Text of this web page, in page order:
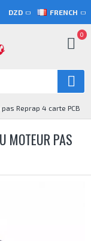
DZD FRENCH
0
Reprap 4 carte PCB
MOTEUR PAS